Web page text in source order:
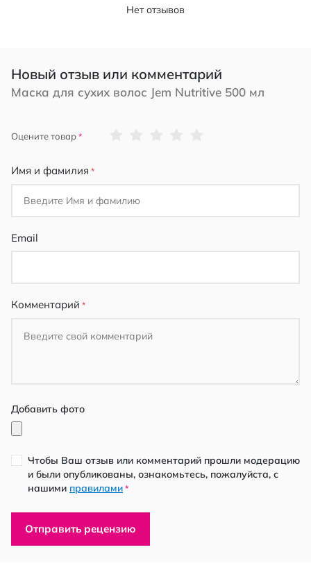
Нет отзывов
Новый отзыв или комментарий
Маска для сухих волос Jem Nutritive 500 мл
Оцените товар
Имя и фамилия
Email
Комментарий
Добавить фото
Чтобы Ваш отзыв или комментарий прошли модерацию
и были опубликованы, ознакомьтесь, пожалуйста, с
нашими правилами *
Отправить рецензию